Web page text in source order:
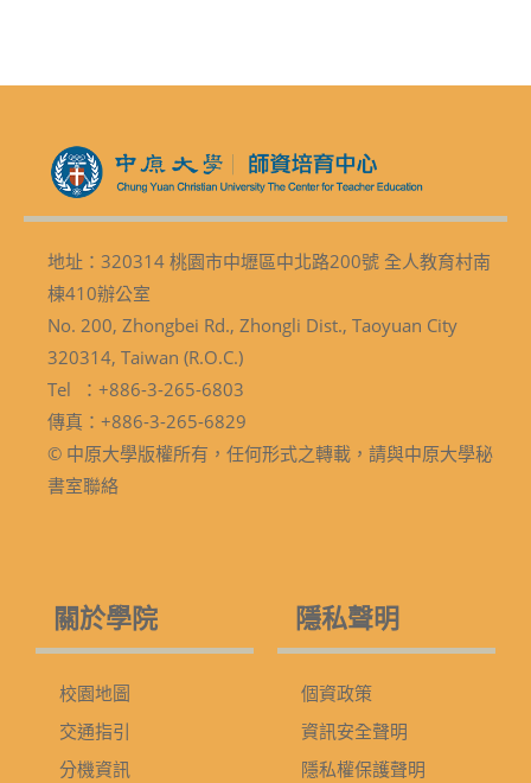
地址：320314 桃園市中壢區中北路200號 全人教育村南
棟410辦公室
No. 200, Zhongbei Rd., Zhongli Dist., Taoyuan City
320314, Taiwan (R.O.C.)
Tel ：+886-3-265-6803
傳真：+886-3-265-6829
© 中原大學版權所有，任何形式之轉載，請與中原大學秘
書室聯絡
關於學院
校園地圖
交通指引
分機資訊
隱私聲明
個資政策
資訊安全聲明
隱私權保護聲明